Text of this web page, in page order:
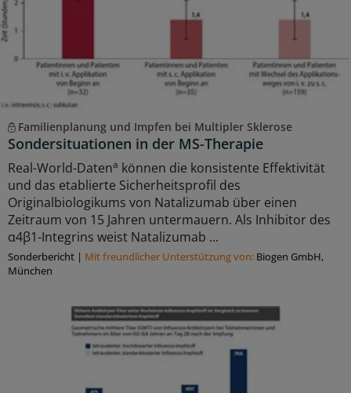
Familienplanung und Impfen bei Multipler Sklerose
Sondersituationen in der MS-Therapie
Real-World-Datena können die konsistente Effektivität
und das etablierte Sicherheitsprofil des
Originalbiologikums von Natalizumab über einen
Zeitraum von 15 Jahren untermauern. Als Inhibitor des
α4β1-Integrins weist Natalizumab ...
Sonderbericht | Mit freundlicher Unterstützung von: Biogen GmbH,
München